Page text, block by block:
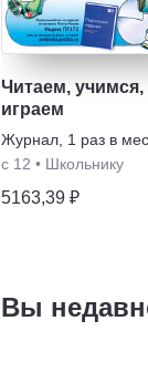
Читаем, учимся,
играем
Журнал 1 раз в
с 12 • Школьнику
5163,39 ₽
Вы